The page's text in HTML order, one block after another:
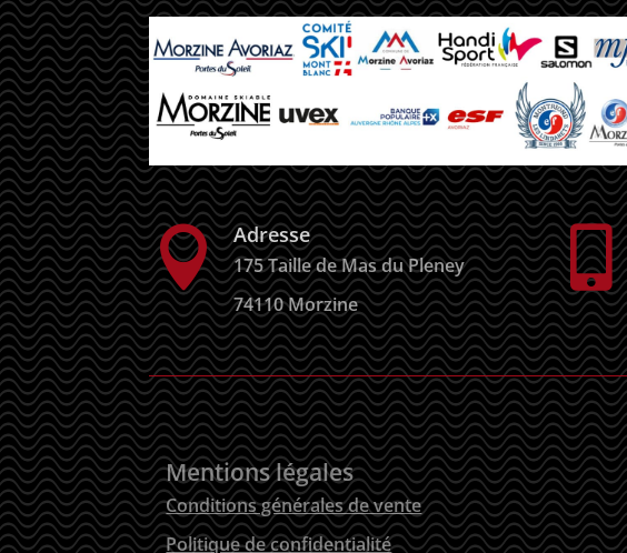
 Adresse
175 Taille de Mas du Pleney
74110 Morzine

Mentions légales
Conditions générales de vente
Politique de confidentialité